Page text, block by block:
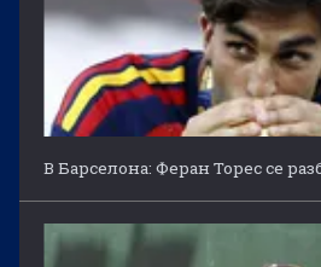
В Барселона: Феран Торес се